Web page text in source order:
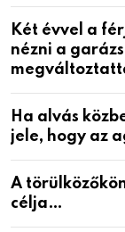
Két évvel a
nézni a
Ha alvás
jele, hogy az
A
célja…